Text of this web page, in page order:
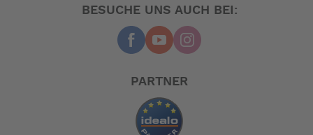
Technische Daten:
5 vorwärts 3 Rückwärtsgänge
Watt : max. 624 Watt
Schubkraft in lbs :55 lbs
Schubkraft in daN :24,45 daN
BESUCHE UNS AUCH BEI:
PARTNER